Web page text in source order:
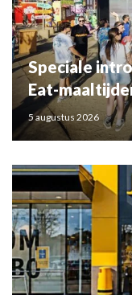
Speciale
Eat-
5 augustus 2026